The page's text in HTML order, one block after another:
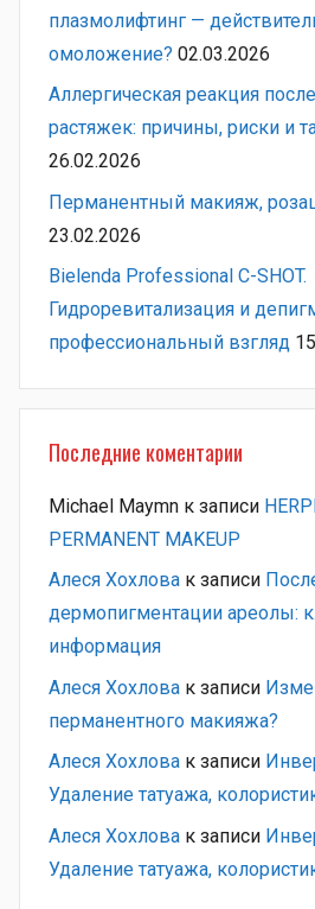
плазмолифтинг —
омоложение? 02.03.2026
Аллергическая реакция
растяжек: причины, риски и
26.02.2026
Перманентный макияж,
23.02.2026
Bielenda Professional C-SHOT.
Гидроревитализация и
профессиональный взгляд
Последние коментарии
Michael Maymn к записи
PERMANENT MAKEUP
Алеся Хохлова к записи
дермопигментации ареолы:
информация
Алеся Хохлова к записи
перманентного макияжа?
Алеся Хохлова к записи
Удаление татуажа,
Алеся Хохлова к записи
Удаление татуажа,